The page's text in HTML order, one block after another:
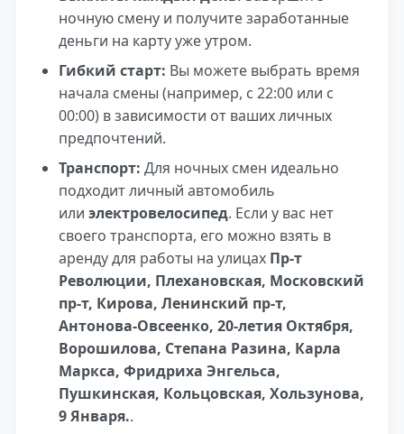
ночную смену и получите заработанные
деньги на карту уже утром.
Гибкий старт: Вы можете выбрать время
начала смены (например, с 22:00 или с
00:00) в зависимости от ваших личных
предпочтений.
Транспорт: Для ночных смен идеально
подходит личный автомобиль
или электровелосипед. Если у вас нет
своего транспорта, его можно взять в
аренду для работы на улицах Пр-т
Революции, Плехановская, Московский
пр-т, Кирова, Ленинский пр-т,
Антонова-Овсеенко, 20-летия Октября,
Ворошилова, Степана Разина, Карла
Маркса, Фридриха Энгельса,
Пушкинская, Кольцовская, Хользунова,
9 Января..